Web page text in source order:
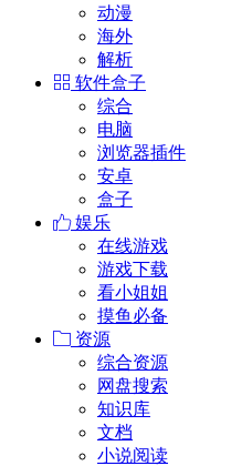
动漫
海外
解析
软件盒子
综合
电脑
浏览器插件
安卓
盒子
娱乐
在线游戏
游戏下载
看小姐姐
摸鱼必备
资源
综合资源
网盘搜索
知识库
文档
小说阅读